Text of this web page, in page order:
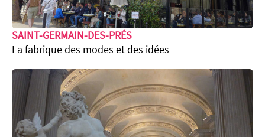
SAINT-GERMAIN-DES-PRÉS
La fabrique des modes et des idées